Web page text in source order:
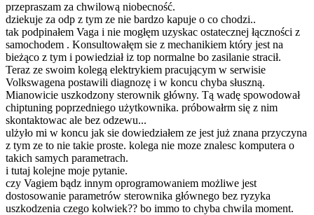
przepraszam za chwilową niobecność.
dziekuje za odp z tym ze nie bardzo kapuje o co chodzi..
tak podpinałem Vaga i nie mogłęm uzyskac ostatecznej łączności z
samochodem . Konsultowałęm sie z mechanikiem który jest na
bieżąco z tym i powiedział iz top normalne bo zasilanie stracił.
Teraz ze swoim kolegą elektrykiem pracującym w serwisie
Volkswagena postawili diagnozę i w koncu chyba słuszną.
Mianowicie uszkodzony sterownik główny. Tą wadę spowodował
chiptuning poprzedniego użytkownika. próbowałrm się z nim
skontaktowac ale bez odzewu...
ulżyło mi w koncu jak sie dowiedziałem ze jest już znana przyczyna
z tym ze to nie takie proste. kolega nie moze znalesc komputera o
takich samych parametrach.
i tutaj kolejne moje pytanie.
czy Vagiem bądz innym oprogramowaniem możliwe jest
dostosowanie parametrów sterownika głównego bez ryzyka
uszkodzenia czego kolwiek?? bo immo to chyba chwila moment.